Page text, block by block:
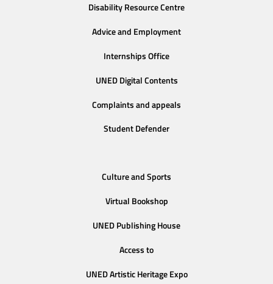
Disability Resource Centre
Advice and Employment
Internships Office
UNED Digital Contents
Complaints and appeals
Student Defender
Culture and Sports
Virtual Bookshop
UNED Publishing House
Access to
UNED Artistic Heritage Expo